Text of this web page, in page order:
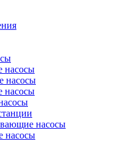
насосы
насосы
насосы
насосы
насосы